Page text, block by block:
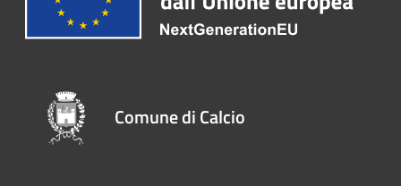
Comune di Calcio